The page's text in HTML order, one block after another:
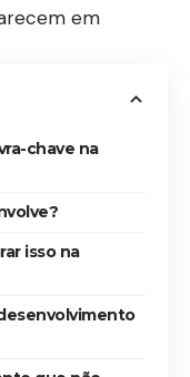
em
chave na
isso na